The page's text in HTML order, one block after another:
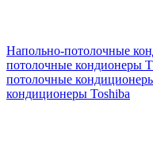
Напольно-потолочные
потолочные кондионеры
потолочные
кондиционеры Toshiba